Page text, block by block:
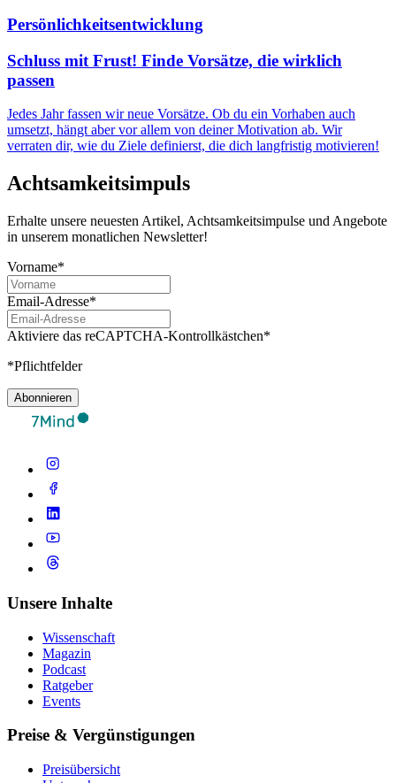
Persönlichkeitsentwicklung
Schluss mit Frust! Finde Vorsätze, die wirklich
passen
Jedes Jahr fassen wir neue Vorsätze. Ob du ein Vorhaben auch
umsetzt, hängt aber vor allem von deiner Motivation ab. Wir
verraten dir, wie du Ziele definierst, die dich langfristig motivieren!
Achtsamkeitsimpuls
Erhalte unsere neuesten Artikel, Achtsamkeitsimpulse und Angebote
in unserem monatlichen Newsletter!
Vorname*
Email-Adresse*
Aktiviere das reCAPTCHA-Kontrollkästchen*
*Pflichtfelder
Abonnieren
Unsere Inhalte
Wissenschaft
Magazin
Podcast
Ratgeber
Events
Preise & Vergünstigungen
Preisübersicht